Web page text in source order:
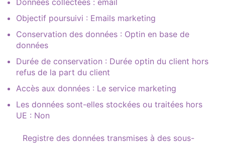
Données collectées : email
Objectif poursuivi : Emails marketing
Conservation des données : Optin en base de
données
Durée de conservation : Durée optin du client hors
refus de la part du client
Accès aux données : Le service marketing
Les données sont-elles stockées ou traitées hors
UE : Non
Registre des données transmises à des sous-